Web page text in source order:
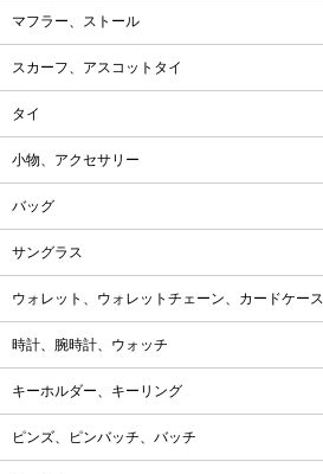
マフラー、ストール
スカーフ、アスコットタイ
タイ
小物、アクセサリー
バッグ
サングラス
ウォレット、ウォレットチェーン、カードケース
時計、腕時計、ウォッチ
キーホルダー、キーリング
ピンズ、ピンバッチ、バッチ